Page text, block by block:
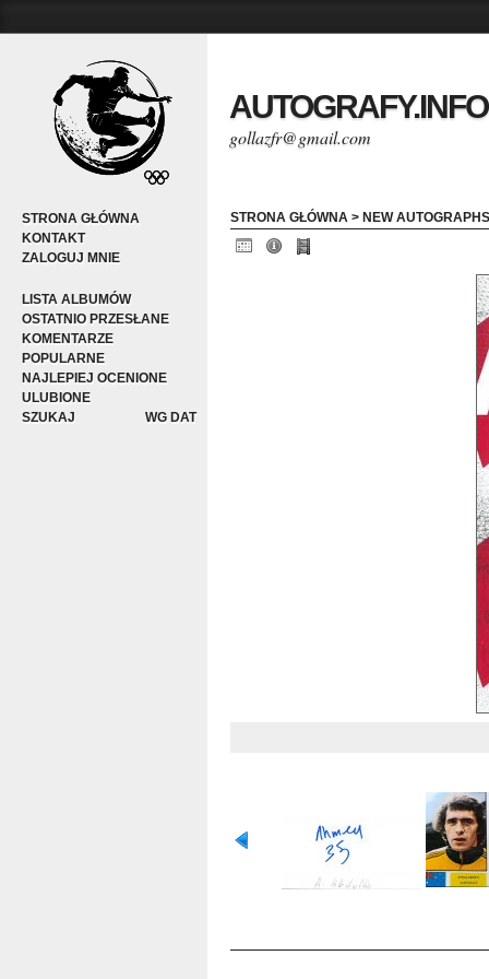
STRONA GŁÓWNA
KONTAKT
ZALOGUJ MNIE
LISTA ALBUMÓW
OSTATNIO PRZESŁANE
KOMENTARZE
POPULARNE
NAJLEPIEJ OCENIONE
ULUBIONE
WG DAT
SZUKAJ
gollazfr@gmail.com
STRONA GŁÓWNA > NEW AUTOGRAPHS